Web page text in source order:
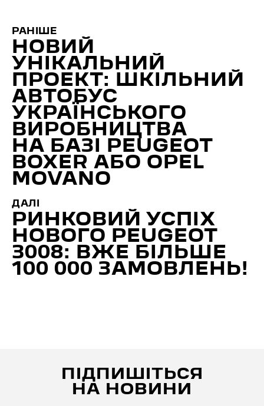
РАНІШЕ
НОВИЙ
УНІКАЛЬНИЙ
ПРОЕКТ: ШКІЛЬНИЙ
АВТОБУС
УКРАЇНСЬКОГО
ВИРОБНИЦТВА
НА БАЗІ PEUGEOT
BOXER АБО OPEL
MOVANO
ДАЛІ
РИНКОВИЙ УСПІХ
НОВОГО PEUGEOT
3008: ВЖЕ БІЛЬШЕ
100 000 ЗАМОВЛЕНЬ!
ПІДПИШІТЬСЯ
НА НОВИНИ